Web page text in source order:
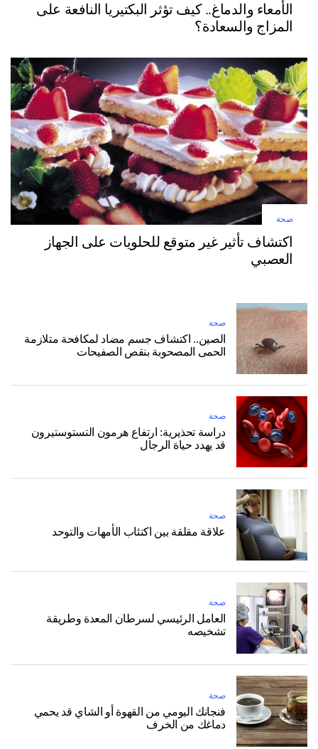
الأمعاء والدماغ.. كيف تؤثر البكتيريا النافعة على
المزاج والسعادة؟
صحة
اكتشاف تأثير غير متوقع للحلويات على الجهاز
العصبي
صحة
الصين.. اكتشاف جسم مضاد لمكافحة متلازمة
الحمى المصحوبة بنقص الصفيحات
صحة
دراسة تحذيرية: ارتفاع هرمون التستوستيرون
قد يهدد حياة الرجال
صحة
علاقة مقلقة بين اكتئاب الأمهات والتوحد
صحة
العامل الرئيسي لسرطان المعدة وطريقة
تشخيصه
صحة
فنجانك اليومي من القهوة أو الشاي قد يحمي
دماغك من الخرف